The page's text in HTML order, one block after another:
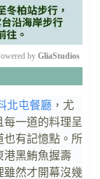
M
u
t
e
by GliaStudios
北屯餐廳 ，尤
一道的料理呈
也有記憶點。所
港黑鮪魚握壽
雖然才開幕沒幾